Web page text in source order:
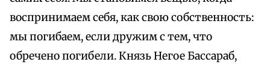
воспринимаем себя, как свою собственность:
мы погибаем, если дружим с тем, что
обречено погибели. Князь Негое Бассараб,